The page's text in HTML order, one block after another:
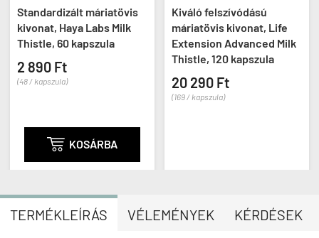
Standardizált máriatövis
kivonat, Haya Labs Milk
Thistle, 60 kapszula
2 890 Ft
(48 / kapszula)
 KOSÁRBA
Kiváló felszívódású
máriatövis kivonat, Life
Extension Advanced Milk
Thistle, 120 kapszula
20 290 Ft
(169 / kapszula)
TERMÉKLEÍRÁS VÉLEMÉNYEK KÉRDÉSEK